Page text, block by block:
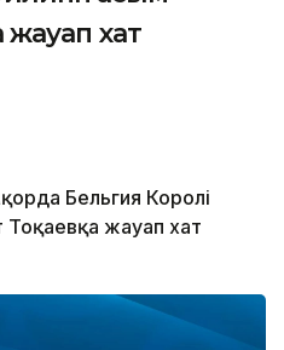
хат
Бельгия Королі
жауап хат